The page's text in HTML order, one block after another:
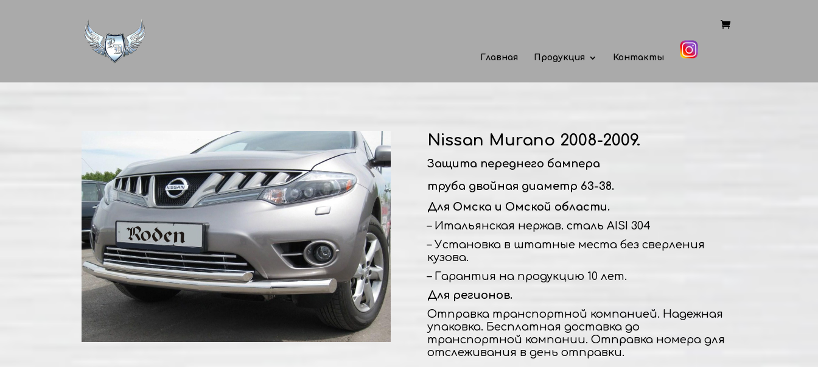
Главная Продукция Контакты
Nissan Murano 2008-2009.
Защита переднего бампера
труба двойная диаметр 63-38.
Для Омска и Омской области.
– Итальянская нержав. сталь AISI 304
– Установка в штатные места без сверления
кузова.
– Гарантия на продукцию 10 лет.
Для регионов.
Отправка транспортной компанией. Надежная
упаковка. Бесплатная доставка до
транспортной компании. Отправка номера для
отслеживания в день отправки.